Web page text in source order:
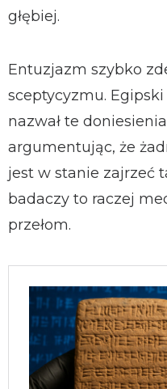
głębiej.
Entuzjazm szybko
sceptycyzmu.
nazwał te
argumentując, że
jest w stanie zajrzeć
badaczy to raczej
przełom.